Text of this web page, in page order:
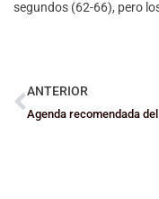
segundos (62-66), pero
ANTERIOR